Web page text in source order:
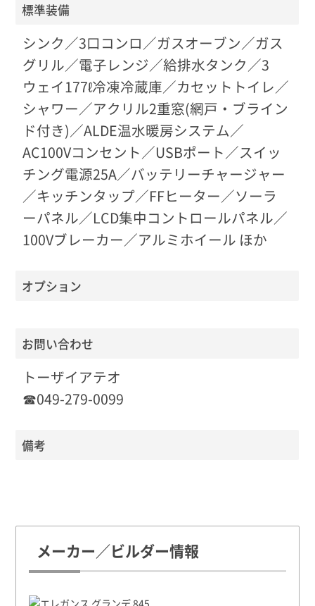
標準装備
シンク／3口コンロ／ガスオーブン／ガス
グリル／電子レンジ／給排水タンク／3
ウェイ177ℓ冷凍冷蔵庫／カセットトイレ／
シャワー／アクリル2重窓(網戸・ブライン
ド付き)／ALDE温水暖房システム／
AC100Vコンセント／USBポート／スイッ
チング電源25A／バッテリーチャージャー
／キッチンタップ／FFヒーター／ソーラ
ーパネル／LCD集中コントロールパネル／
100Vブレーカー／アルミホイール ほか
オプション
お問い合わせ
トーザイアテオ
☎049-279-0099
備考
メーカー／ビルダー情報